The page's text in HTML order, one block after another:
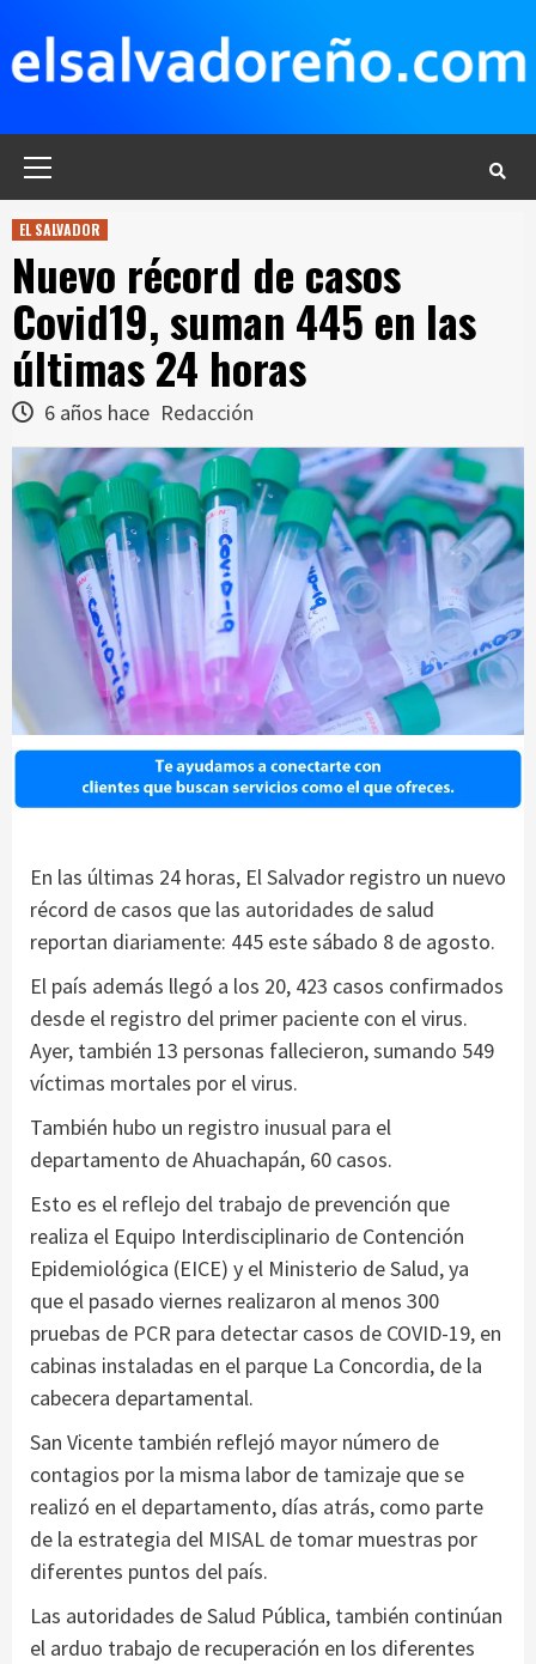
contenido
EL SALVADOR
Nuevo récord de casos
Covid19, suman 445 en las
últimas 24 horas
6 años hace Redacción
En las últimas 24 horas, El Salvador registro un nuevo
récord de casos que las autoridades de salud
reportan diariamente: 445 este sábado 8 de agosto.
El país además llegó a los 20, 423 casos confirmados
desde el registro del primer paciente con el virus.
Ayer, también 13 personas fallecieron, sumando 549
víctimas mortales por el virus.
También hubo un registro inusual para el
departamento de Ahuachapán, 60 casos.
Esto es el reflejo del trabajo de prevención que
realiza el Equipo Interdisciplinario de Contención
Epidemiológica (EICE) y el Ministerio de Salud, ya
que el pasado viernes realizaron al menos 300
pruebas de PCR para detectar casos de COVID-19, en
cabinas instaladas en el parque La Concordia, de la
cabecera departamental.
San Vicente también reflejó mayor número de
contagios por la misma labor de tamizaje que se
realizó en el departamento, días atrás, como parte
de la estrategia del MISAL de tomar muestras por
diferentes puntos del país.
Las autoridades de Salud Pública, también continúan
el arduo trabajo de recuperación en los diferentes